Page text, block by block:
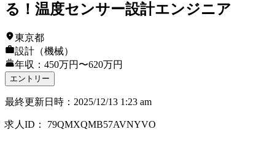
る！温度センサー設計エンジニア
東京都
設計（機械）
年収：450万円〜620万円
エントリー
最終更新日時 ： 2025/12/13 1:23 am
求人ID ： 79QMXQMB57AVNYVO